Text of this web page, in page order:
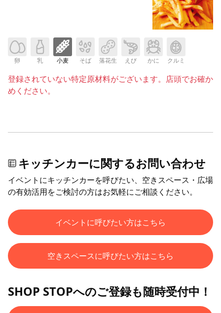
卵 乳 小麦 そば 落花生 えび かに クルミ
登録されていない特定原材料がございます。店頭でお確か
めください。
キッチンカーに関するお問い合わせ
イベントにキッチンカーを呼びたい、空きスペース・広場
の有効活用をご検討の方はお気軽にご相談ください。
イベントに呼びたい方はこちら
空きスペースに呼びたい方はこちら
SHOP STOPへのご登録も随時受付中！